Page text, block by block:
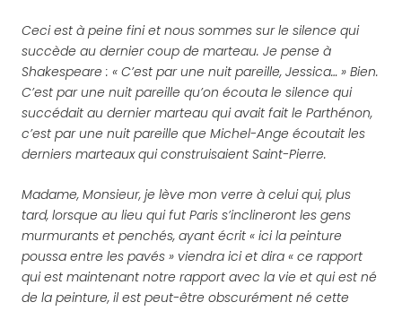
Ceci est à peine fini et nous sommes sur le silence qui
succède au dernier coup de marteau. Je pense à
Shakespeare : « C’est par une nuit pareille, Jessica… » Bien.
C’est par une nuit pareille qu’on écouta le silence qui
succédait au dernier marteau qui avait fait le Parthénon,
c’est par une nuit pareille que Michel-Ange écoutait les
derniers marteaux qui construisaient Saint-Pierre.
Madame, Monsieur, je lève mon verre à celui qui, plus
tard, lorsque au lieu qui fut Paris s’inclineront les gens
murmurants et penchés, ayant écrit « ici la peinture
poussa entre les pavés » viendra ici et dira « ce rapport
qui est maintenant notre rapport avec la vie et qui est né
de la peinture, il est peut-être obscurément né cette